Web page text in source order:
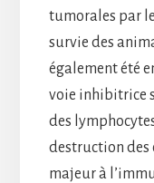
tumorales par
survie des
également été
voie inhibitrice
des
destruction des
majeur à